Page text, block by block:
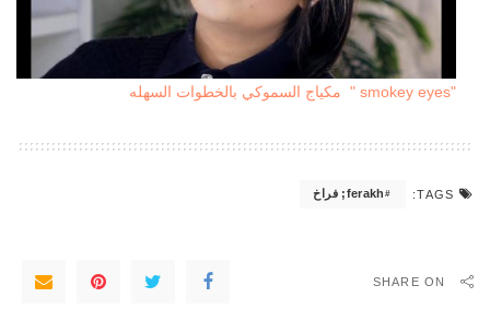
"smokey eyes " مكياج السموكي بالخطوات السهله
TAGS: ferakh; فراخ
SHARE ON